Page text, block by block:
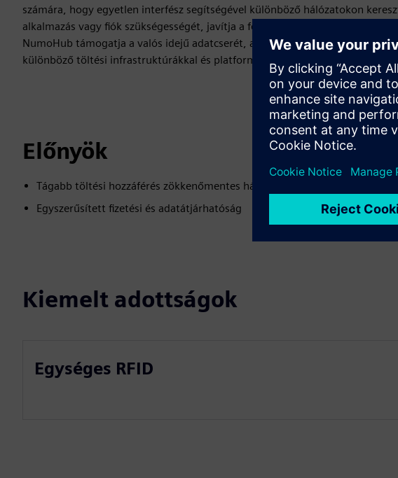
számára, hogy egyetlen interfész segítségével különböző hálózatokon
alkalmazás vagy fiók szükségességét, javítja a felhasználói élményt és bővíti
NumoHub támogatja a valós idejű adatcserét, a fizetési interoperabilitást,
különböző töltési infrastruktúrákkal és platformokkal.
Előnyök
Tágabb töltési hozzáférés zökkenőmentes hálózati integrációval
Egyszerűsített fizetési és adatátjárhatóság
Kiemelt adottságok
Egységes RFID